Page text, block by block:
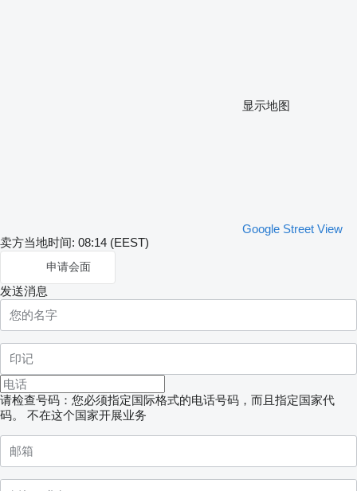
显示地图
Google Street View
卖方当地时间: 08:14 (EEST)
申请会面
发送消息
请检查号码：您必须指定国际格式的电话号码，而且指定国家代
码。
不在这个国家开展业务